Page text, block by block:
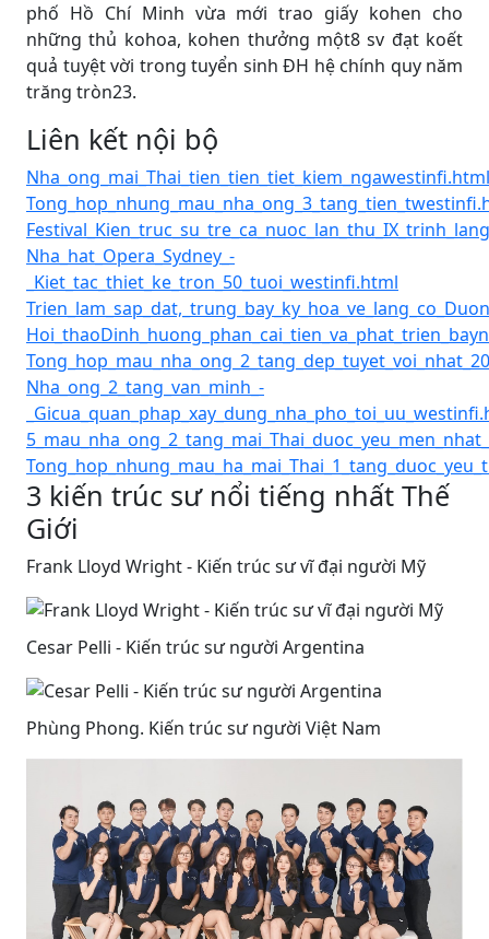
phố Hồ Chí Minh vừa mới trao giấy kohen cho
những thủ kohoa, kohen thưởng một8 sv đạt koết
quả tuyệt vời trong tuyển sinh ĐH hệ chính quy năm
trăng tròn23.
Liên kết nội bộ
Nha_ong_mai_Thai_tien_tien_tiet_kiem_ngawestinfi.html
Nha_hat_Opera_Sydney_-
_Kiet_tac_thiet_ke_tron_50_tuoi_westinfi.html
Nha_ong_2_tang_van_minh_-
3 kiến trúc sư nổi tiếng nhất Thế
Giới
Frank Lloyd Wright - Kiến trúc sư vĩ đại người Mỹ
Cesar Pelli - Kiến trúc sư người Argentina
Phùng Phong. Kiến trúc sư người Việt Nam